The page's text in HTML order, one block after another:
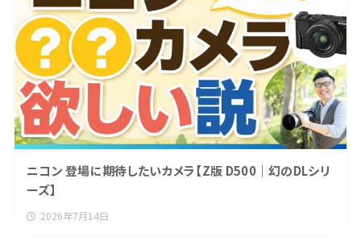
ニコン 登場に期待したいカメラ【Z版 D500｜幻のDLシリ
ーズ】
2026年7月14日